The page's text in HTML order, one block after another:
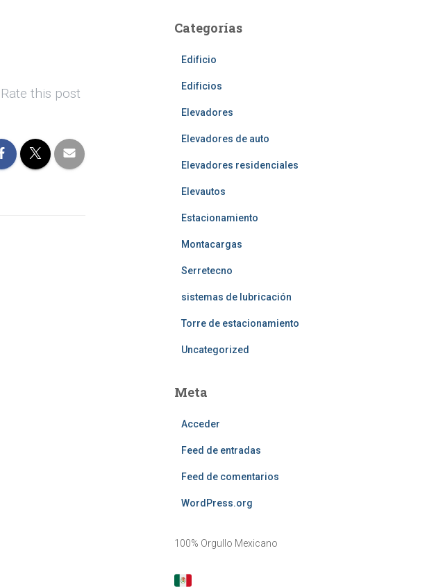
Rate this post
Categorías
Edificio
Edificios
Elevadores
Elevadores de auto
Elevadores residenciales
Elevautos
Estacionamiento
Montacargas
Serretecno
sistemas de lubricación
Torre de estacionamiento
Uncategorized
Meta
Acceder
Feed de entradas
Feed de comentarios
WordPress.org
100% Orgullo Mexicano